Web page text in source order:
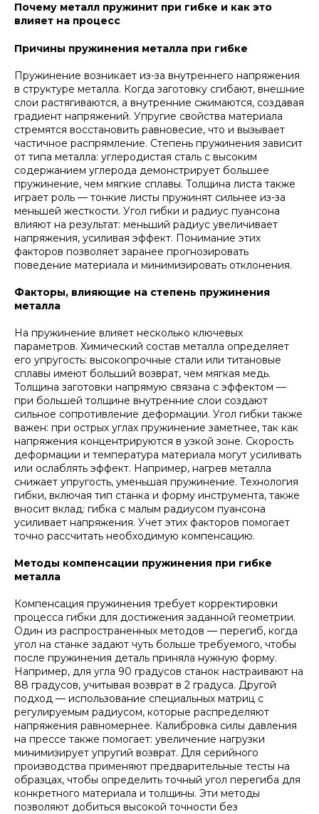
Почему металл пружинит при гибке и как это
влияет на процесс
Причины пружинения металла при гибке
Пружинение возникает из-за внутреннего напряжения
в структуре металла. Когда заготовку сгибают, внешние
слои растягиваются, а внутренние сжимаются, создавая
градиент напряжений. Упругие свойства материала
стремятся восстановить равновесие, что и вызывает
частичное распрямление. Степень пружинения зависит
от типа металла: углеродистая сталь с высоким
содержанием углерода демонстрирует большее
пружинение, чем мягкие сплавы. Толщина листа также
играет роль — тонкие листы пружинят сильнее из-за
меньшей жесткости. Угол гибки и радиус пуансона
влияют на результат: меньший радиус увеличивает
напряжения, усиливая эффект. Понимание этих
факторов позволяет заранее прогнозировать
поведение материала и минимизировать отклонения.
Факторы, влияющие на степень пружинения
металла
На пружинение влияет несколько ключевых
параметров. Химический состав металла определяет
его упругость: высокопрочные стали или титановые
сплавы имеют больший возврат, чем мягкая медь.
Толщина заготовки напрямую связана с эффектом —
при большей толщине внутренние слои создают
сильное сопротивление деформации. Угол гибки также
важен: при острых углах пружинение заметнее, так как
напряжения концентрируются в узкой зоне. Скорость
деформации и температура материала могут усиливать
или ослаблять эффект. Например, нагрев металла
снижает упругость, уменьшая пружинение. Технология
гибки, включая тип станка и форму инструмента, также
вносит вклад: гибка с малым радиусом пуансона
усиливает напряжения. Учет этих факторов помогает
точно рассчитать необходимую компенсацию.
Методы компенсации пружинения при гибке
металла
Компенсация пружинения требует корректировки
процесса гибки для достижения заданной геометрии.
Один из распространенных методов — перегиб, когда
угол на станке задают чуть больше требуемого, чтобы
после пружинения деталь приняла нужную форму.
Например, для угла 90 градусов станок настраивают на
88 градусов, учитывая возврат в 2 градуса. Другой
подход — использование специальных матриц с
регулируемым радиусом, которые распределяют
напряжения равномернее. Калибровка силы давления
на прессе также помогает: увеличение нагрузки
минимизирует упругий возврат. Для серийного
производства применяют предварительные тесты на
образцах, чтобы определить точный угол перегиба для
конкретного материала и толщины. Эти методы
позволяют добиться высокой точности без